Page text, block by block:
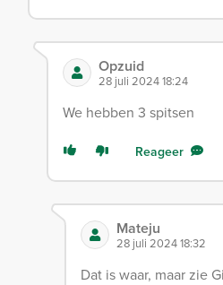
Opzuid
28 juli 2024 18:24
We hebben 3 spitsen
Reageer
Mateju
28 juli 2024 18:32
Dat is waar, maar zie